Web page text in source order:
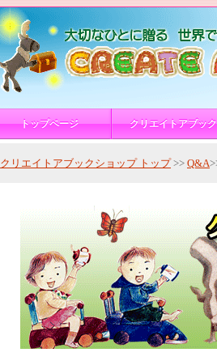
トップページ クリエイトアブック
クリエイトアブックショップ トップ>> Q&A